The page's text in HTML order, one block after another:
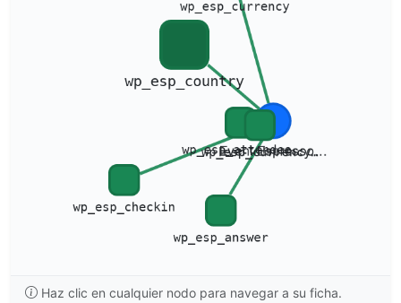
Haz clic en cualquier nodo para navegar a su ficha.